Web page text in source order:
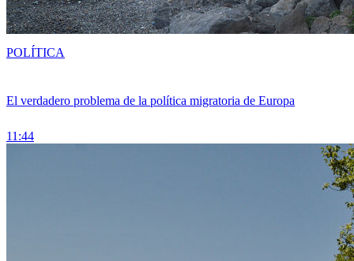
El verdadero problema de la política migratoria de Europa
11:44
POLÍTICA